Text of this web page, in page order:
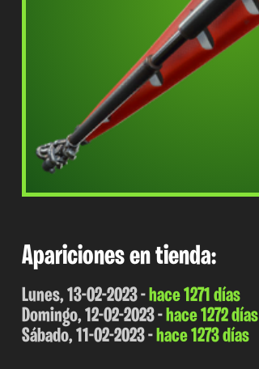
Apariciones en tienda:
Lunes, 13-02-2023 -hace 1271 días
Domingo, 12-02-2023 -hace 1272 días
Sábado, 11-02-2023 -hace 1273 días